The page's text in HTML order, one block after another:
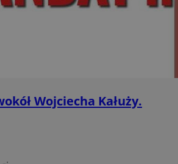
Wojciecha Kałuży.